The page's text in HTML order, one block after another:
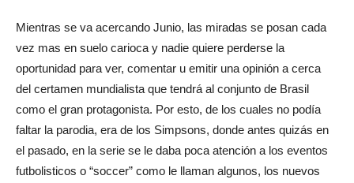
Mientras se va acercando Junio, las miradas se posan cada
vez mas en suelo carioca y nadie quiere perderse la
oportunidad para ver, comentar u emitir una opinión a cerca
del certamen mundialista que tendrá al conjunto de Brasil
como el gran protagonista. Por esto, de los cuales no podía
faltar la parodia, era de los Simpsons, donde antes quizás en
el pasado, en la serie se le daba poca atención a los eventos
futbolisticos o “soccer” como le llaman algunos, los nuevos